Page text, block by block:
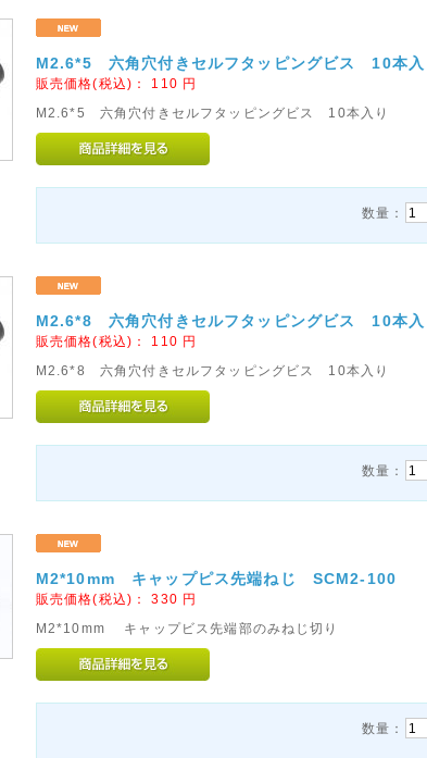
M2.6*5 六角穴付きセルフタッピングビス 10本
販売価格(税込)： 110 円
M2.6*5 六角穴付きセルフタッピングビス 10本入り
数量：
M2.6*8 六角穴付きセルフタッピングビス 10本
販売価格(税込)： 110 円
M2.6*8 六角穴付きセルフタッピングビス 10本入り
数量：
M2*10mm キャップピス先端ねじ SCM2-100
販売価格(税込)：330 円
M2*10mm キャップビス先端部のみねじ切り
数量：